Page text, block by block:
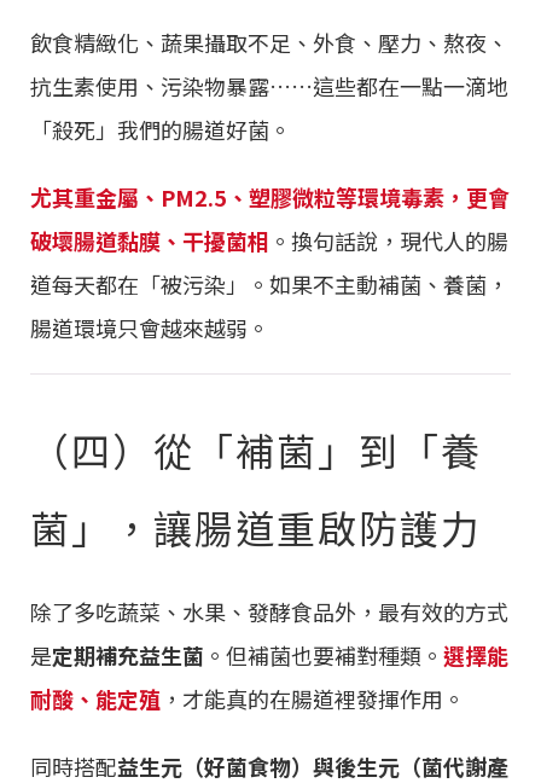
飲食精緻化、蔬果攝取不足、外食、壓力、熬夜、
抗生素使用、污染物暴露……這些都在一點一滴地
「殺死」我們的腸道好菌。
尤其重金屬、PM2.5、塑膠微粒等環境毒素，更會
破壞腸道黏膜、干擾菌相 。換句話說，現代人的腸
道每天都在「被污染」。如果不主動補菌、養菌，
腸道環境只會越來越弱。
（四）從「補菌」到「養
菌」，讓腸道重啟防護力
除了多吃蔬菜、水果、發酵食品外，最有效的方式
是定期補充益生菌 。但補菌也要補對種類。 選擇能
耐酸、能定殖 ，才能真的在腸道裡發揮作用。
同時搭配益生元（好菌食物）與後生元（菌代謝產